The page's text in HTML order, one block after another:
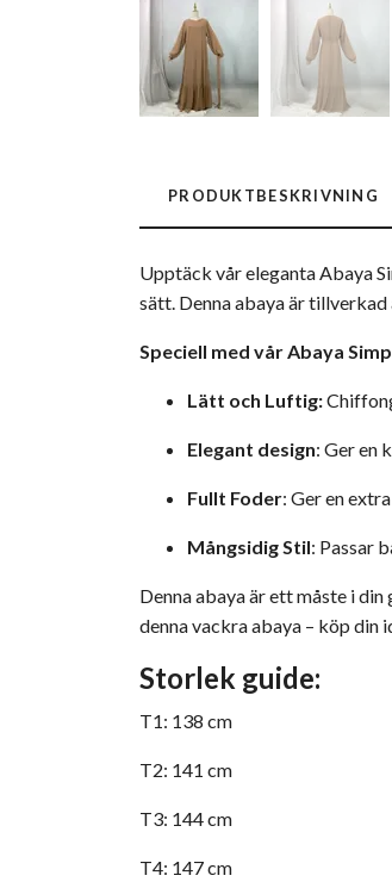
PRODUKTBESKRIVNING
Upptäck vår eleganta Abaya
sätt. Denna abaya är
Speciell med vår Abaya
Lätt och Luftig:
Elegant design: Ger en
Fullt Foder: Ger en
Mångsidig Stil: Passar
Denna abaya är ett måste i
denna vackra abaya – köp din
Storlek guide:
T1: 138 cm
T2: 141 cm
T3: 144 cm
T4: 147 cm